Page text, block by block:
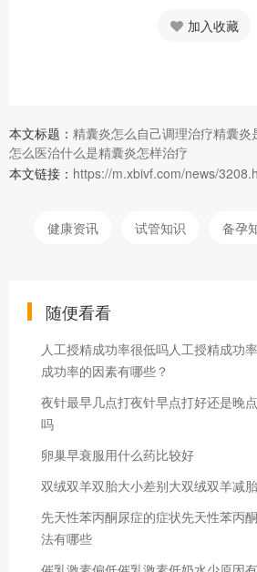
加入收藏
本文标题： 精囊炎怎么自己调理治疗精囊
怎么医治什么是精囊炎怎样治疗
本文链接： https://m.xbivf.com/news/
健康资讯 试管知识 备孕
随便看看
人工授精成功率很低吗人工授精成功
成功率的因素有哪些？
夜针最早几点打夜针早点打好还是晚
吗
卵巢早衰服用什么药比较好
双绒双羊双胎大小差别大双绒双羊减
先天性苯丙酮尿症的症状先天性苯丙
法有哪些